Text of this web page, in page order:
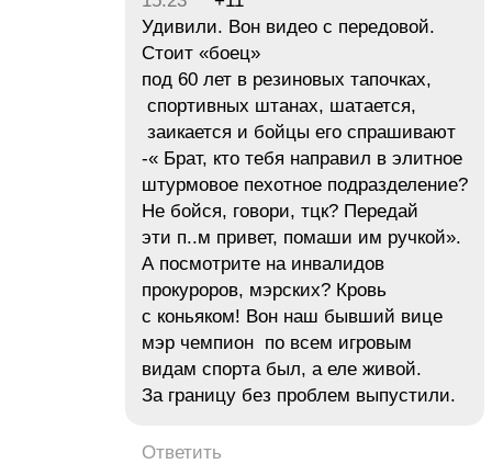
Удивили. Вон видео с передовой.
Стоит «боец»
под 60 лет в резиновых тапочках,
спортивных штанах, шатается,
заикается и бойцы его спрашивают
-« Брат, кто тебя направил в элитное
штурмовое пехотное подразделение?
Не бойся, говори, тцк? Передай
эти п..м привет, помаши им ручкой».
А посмотрите на инвалидов
прокуроров, мэрских? Кровь
с коньяком! Вон наш бывший вице
мэр чемпион по всем игровым
видам спорта был, а еле живой.
За границу без проблем выпустили.
Ответить